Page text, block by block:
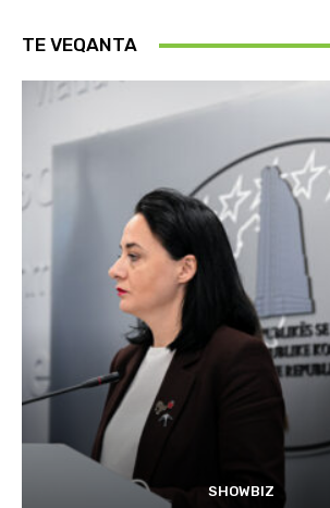
TE VEQANTA
SHOWBIZ